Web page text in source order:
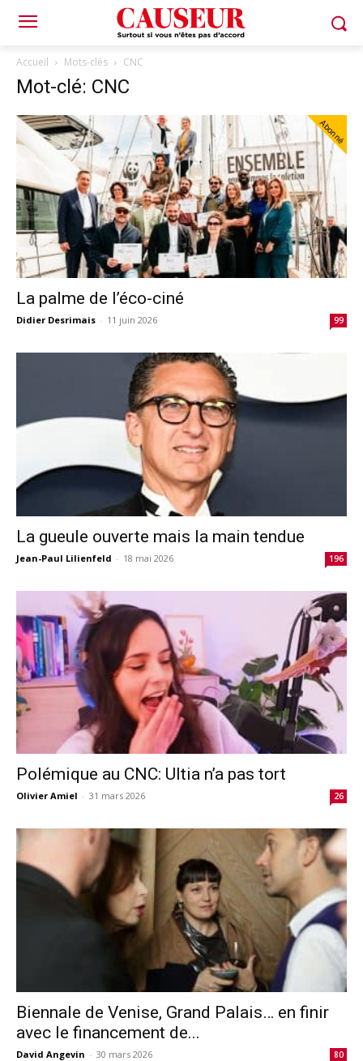
Accueil Mots-clés CNC
Mot-clé: CNC
Abonné
La palme de l’éco-ciné
Didier Desrimais - 11 juin 2026 99
La gueule ouverte mais la main tendue
Jean-Paul Lilienfeld - 18 mai 2026 196
Polémique au CNC: Ultia n’a pas tort
Olivier Amiel - 31 mars 2026 26
Biennale de Venise, Grand Palais… en finir
avec le financement de...
David Angevin - 30 mars 2026 80